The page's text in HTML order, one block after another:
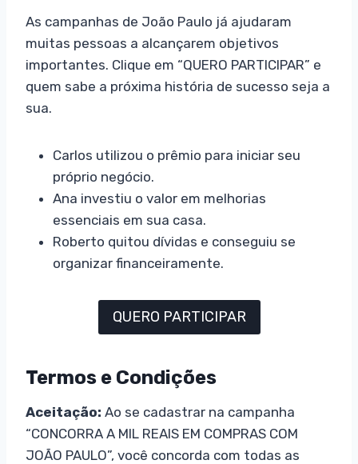
As campanhas de João Paulo já ajudaram
muitas pessoas a alcançarem objetivos
importantes. Clique em “QUERO PARTICIPAR” e
quem sabe a próxima história de sucesso seja a
sua.
Carlos utilizou o prêmio para iniciar seu
próprio negócio.
Ana investiu o valor em melhorias
essenciais em sua casa.
Roberto quitou dívidas e conseguiu se
organizar financeiramente.
QUERO PARTICIPAR
Termos e Condições
Aceitação: Ao se cadastrar na campanha
“CONCORRA A MIL REAIS EM COMPRAS COM
JOÃO PAULO”, você concorda com todas as